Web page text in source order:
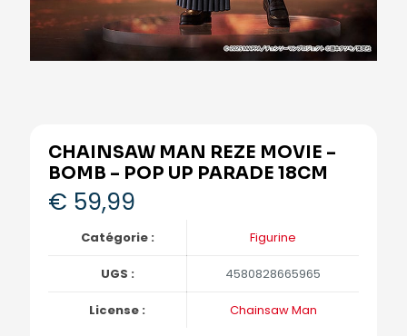
CHAINSAW MAN REZE MOVIE –
BOMB – POP UP PARADE 18CM
€ 59,99
Catégorie : Figurine
UGS : 4580828665965
License : Chainsaw Man